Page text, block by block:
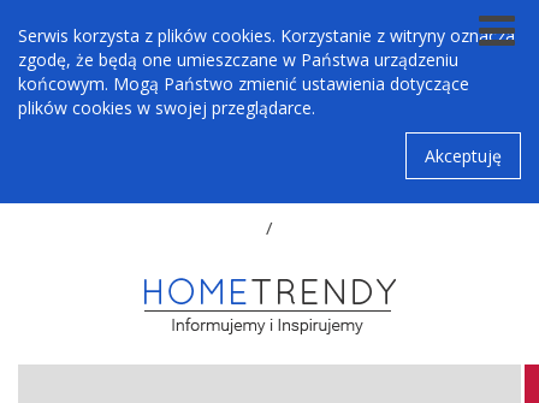
Serwis korzysta z plików cookies. Korzystanie z witryny oznacza
zgodę, że będą one umieszczane w Państwa urządzeniu
końcowym. Mogą Państwo zmienić ustawienia dotyczące
plików cookies w swojej przeglądarce.
Akceptuję
/